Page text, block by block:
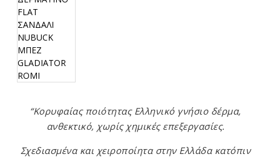
“Κορυφαίας ποιότητας Ελληνικό γνήσιο δέρμα,
ανθεκτικό, χωρίς χημικές επεξεργασίες.
Σχεδιασμένα και χειροποίητα στην Ελλάδα κατόπιν